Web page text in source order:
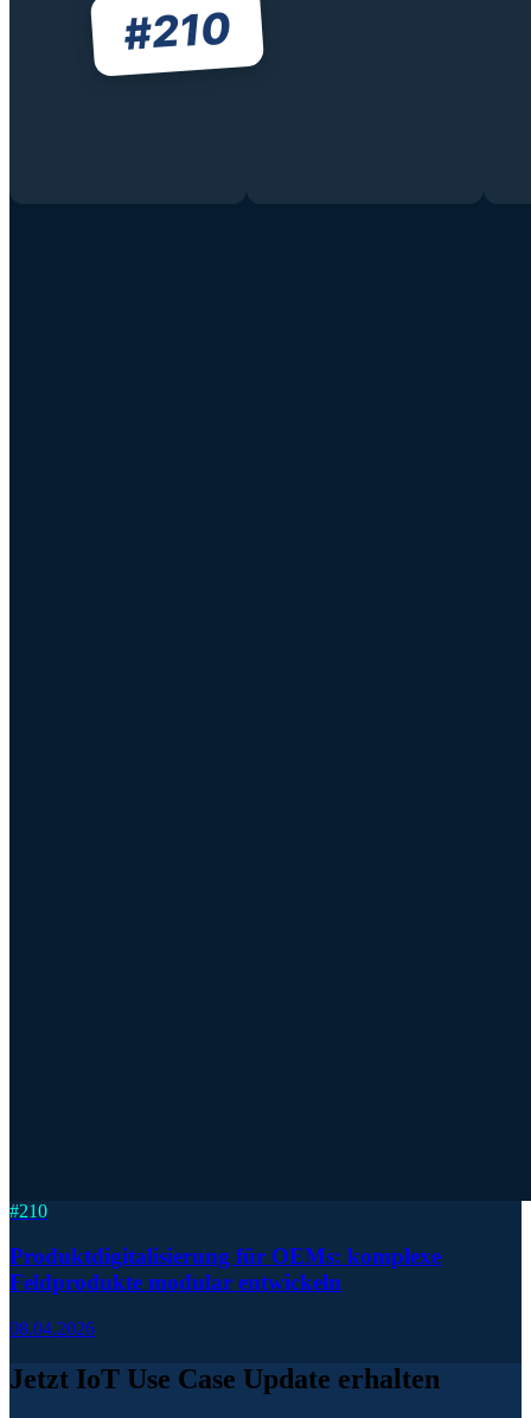
#210
#210
Produktdigitalisierung für OEMs: komplexe
Feldprodukte modular entwickeln
08.04.2026
Jetzt IoT Use Case Update erhalten